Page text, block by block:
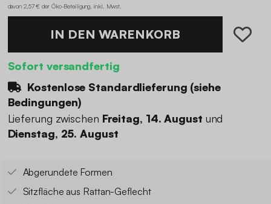
davon 2,57 € der Öko-Beteiligung inkl. Mwst.
IN DEN WARENKORB
Sofort versandfertig
Kostenlose Standardlieferung (siehe
Bedingungen)
Lieferung zwischen Freitag, 14. August und
Dienstag, 25. August
Abgerundete Formen
Sitzfläche aus Rattan-Geflecht